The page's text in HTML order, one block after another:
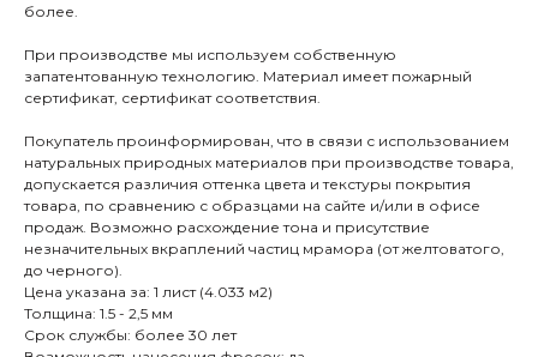
более.
При производстве мы используем собственную
запатентованную технологию. Материал имеет пожарный
сертификат, сертификат соответствия.
Покупатель проинформирован, что в связи с использованием
натуральных природных материалов при производстве товара,
допускается различия оттенка цвета и текстуры покрытия
товара, по сравнению с образцами на сайте и/или в офисе
продаж. Возможно расхождение тона и присутствие
незначительных вкраплений частиц мрамора (от желтоватого,
до черного).
Цена указана за: 1 лист (4.033 м2)
Толщина: 1.5 - 2,5 мм
Срок службы: более 30 лет